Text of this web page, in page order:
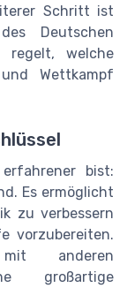
Schritt ist
Deutschen
regelt, welche
Wettkampf
bist:
Es ermöglicht
zu verbessern
vorzubereiten.
anderen
großartige